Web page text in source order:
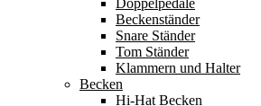
Doppelpedale
Beckenständer
Snare Ständer
Tom Ständer
Klammern und Halter
Becken
Hi-Hat Becken